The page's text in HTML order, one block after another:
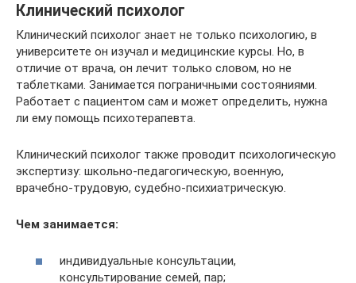
Клинический психолог
Клинический психолог знает не только психологию, в
университете он изучал и медицинские курсы. Но, в
отличие от врача, он лечит только словом, но не
таблетками. Занимается пограничными состояниями.
Работает с пациентом сам и может определить, нужна
ли ему помощь психотерапевта.
Клинический психолог также проводит психологическую
экспертизу: школьно-педагогическую, военную,
врачебно-трудовую, судебно-психиатрическую.
Чем занимается:
индивидуальные консультации,
консультирование семей, пар;